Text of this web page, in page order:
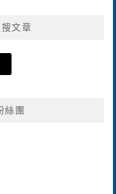
文章
絲團